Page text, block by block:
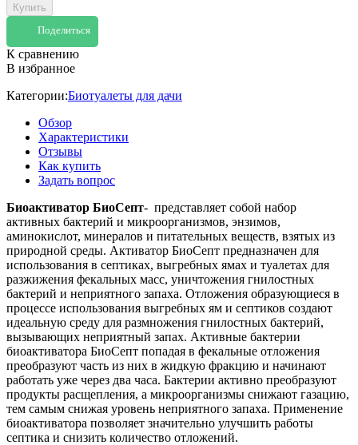
Купить
Поделиться
К сравнению
В избранное
Категории:Биотуалеты для дачи
Обзор
Характеристики
Отзывы
Как купить
Задать вопрос
Биоактиватор БиоСепт- представляет собой набор
активных бактерий и микроорганизмов, энзимов,
аминокислот, минералов и питательных веществ, взятых из
природной среды. Активатор БиоСепт предназначен для
использования в септиках, выгребных ямах и туалетах для
разжижения фекальных масс, уничтожения гнилостных
бактерий и неприятного запаха. Отложения образующиеся в
процессе использования выгребных ям и септиков создают
идеальную среду для размножения гнилостных бактерий,
вызывающих неприятный запах. Активные бактерии
биоактиватора БиоСепт попадая в фекальные отложения
преобразуют часть из них в жидкую фракцию и начинают
работать уже через два часа. Бактерии активно преобразуют
продукты расщепления, а микроорганизмы снижают газацию,
тем самым снижая уровень неприятного запаха. Применение
биоактиватора позволяет значительно улучшить работы
септика и снизить количество отложений.